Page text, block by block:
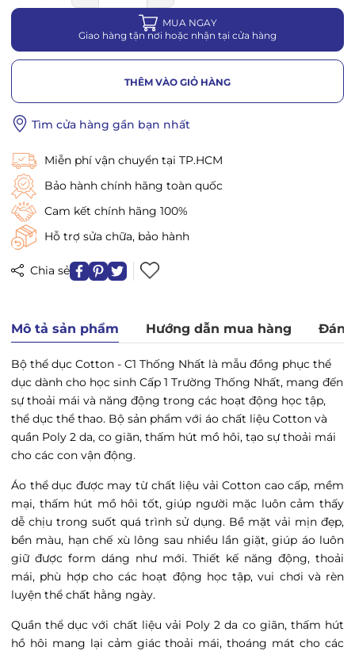
MUA NGAY
Giao hàng tận nơi hoặc nhận tại cửa hàng
THÊM VÀO GIỎ HÀNG
Tìm cửa hàng gần bạn nhất
Miễn phí vận chuyển tại TP.HCM
Bảo hành chính hãng toàn quốc
Cam kết chính hãng 100%
Hỗ trợ sửa chữa, bảo hành
Chia sẻ
Mô tả sản phẩm Hướng dẫn mua hàng
Bộ thể dục Cotton - C1 Thống Nhất là mẫu đồng phục thể
dục dành cho học sinh Cấp 1 Trường Thống Nhất, mang đến
sự thoải mái và năng động trong các hoạt động học tập,
thể dục thể thao. Bộ sản phẩm với áo chất liệu Cotton và
quần Poly 2 da, co giãn, thấm hút mồ hôi, tạo sự thoải mái
cho các con vận động.
Áo thể dục được may từ chất liệu vải Cotton cao cấp, mềm
mại, thấm hút mồ hôi tốt, giúp người mặc luôn cảm thấy
dễ chịu trong suốt quá trình sử dụng. Bề mặt vải mịn đẹp,
bền màu, hạn chế xù lông sau nhiều lần giặt, giúp áo luôn
giữ được form dáng như mới. Thiết kế năng động, thoải
mái, phù hợp cho các hoạt động học tập, vui chơi và rèn
luyện thể chất hằng ngày.
Quần thể dục với chất liệu vải Poly 2 da co giãn, thấm hút
hồ hôi mang lại cảm giác thoải mái, thoáng mát cho các